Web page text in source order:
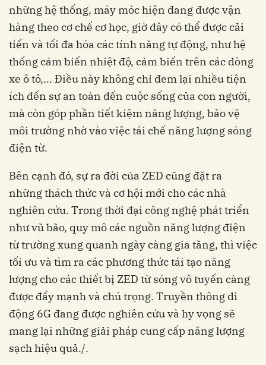
những hệ thống, máy móc hiện đang được vận
hàng theo cơ chế cơ học, giờ đây có thể được cải
tiến và tối đa hóa các tính năng tự động, như hệ
thống cảm biến nhiệt độ, cảm biến trên các dòng
xe ô tô,... Điều này không chỉ đem lại nhiều tiện
ích đến sự an toàn đến cuộc sống của con người,
mà còn góp phần tiết kiệm năng lượng, bảo vệ
môi trường nhờ vào việc tái chế năng lượng sóng
điện từ.
Bên cạnh đó, sự ra đời của ZED cũng đặt ra
những thách thức và cơ hội mới cho các nhà
nghiên cứu. Trong thời đại công nghệ phát triển
như vũ bão, quy mô các nguồn năng lượng điện
từ trường xung quanh ngày càng gia tăng, thì việc
tối ưu và tìm ra các phương thức tái tạo năng
lượng cho các thiết bị ZED từ sóng vô tuyến càng
được đẩy mạnh và chú trọng. Truyền thông di
động 6G đang được nghiên cứu và hy vọng sẽ
mang lại những giải pháp cung cấp năng lượng
sạch hiệu quả./.